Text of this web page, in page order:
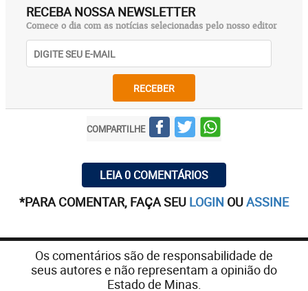
RECEBA NOSSA NEWSLETTER
Comece o dia com as notícias selecionadas pelo nosso editor
RECEBER
COMPARTILHE
LEIA 0 COMENTÁRIOS
*PARA COMENTAR, FAÇA SEU LOGIN OUASSINE
Os comentários são de responsabilidade de
seus autores e não representam a opinião do
Estado de Minas.